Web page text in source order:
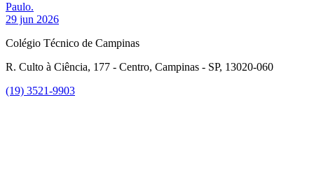
Paulo.
29 jun 2026
Colégio Técnico de Campinas
R. Culto à Ciência, 177 - Centro, Campinas - SP, 13020-060
(19) 3521-9903